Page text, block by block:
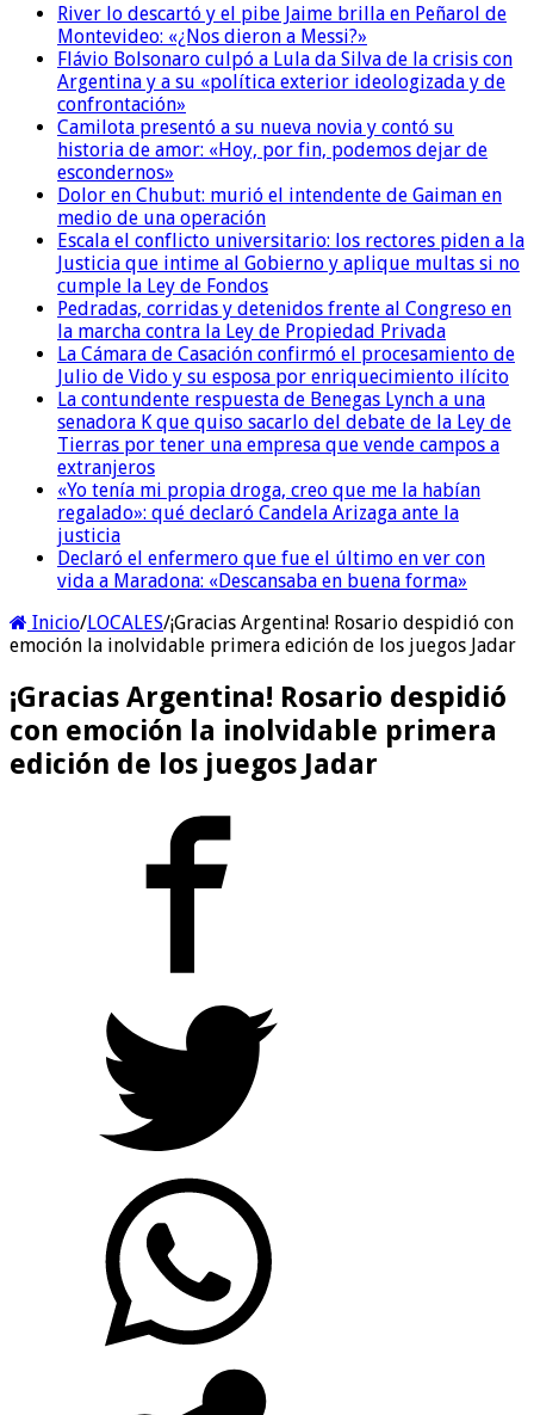
River lo descartó y el pibe Jaime brilla en Peñarol de
Montevideo: «¿Nos dieron a Messi?»
Flávio Bolsonaro culpó a Lula da Silva de la crisis con
Argentina y a su «política exterior ideologizada y de
confrontación»
Camilota presentó a su nueva novia y contó su
historia de amor: «Hoy, por fin, podemos dejar de
escondernos»
Dolor en Chubut: murió el intendente de Gaiman en
medio de una operación
Escala el conflicto universitario: los rectores piden a la
Justicia que intime al Gobierno y aplique multas si no
cumple la Ley de Fondos
Pedradas, corridas y detenidos frente al Congreso en
la marcha contra la Ley de Propiedad Privada
La Cámara de Casación confirmó el procesamiento de
Julio de Vido y su esposa por enriquecimiento ilícito
La contundente respuesta de Benegas Lynch a una
senadora K que quiso sacarlo del debate de la Ley de
Tierras por tener una empresa que vende campos a
extranjeros
«Yo tenía mi propia droga, creo que me la habían
regalado»: qué declaró Candela Arizaga ante la
justicia
Declaró el enfermero que fue el último en ver con
vida a Maradona: «Descansaba en buena forma»
Inicio/LOCALES/¡Gracias Argentina! Rosario despidió con
emoción la inolvidable primera edición de los juegos Jadar
¡Gracias Argentina! Rosario despidió
con emoción la inolvidable primera
edición de los juegos Jadar